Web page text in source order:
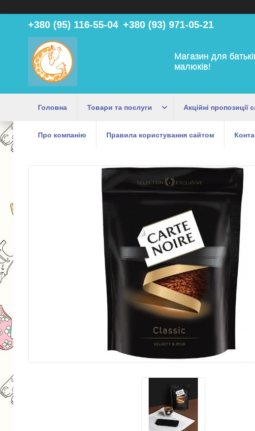
+380 (95) 116-55-04 +380 (93) 971-05-21
Магазин для
малюків!
Головна Товари та послуги Акційні пропозиції
Про компанію Правила користування сайтом